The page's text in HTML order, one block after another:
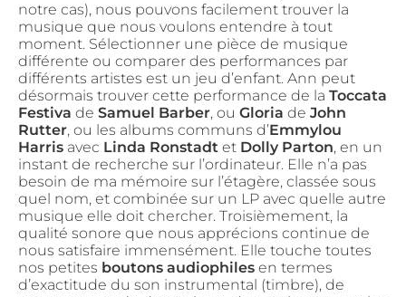
notre cas), nous pouvons facilement trouver la
musique que nous voulons entendre à tout
moment. Sélectionner une pièce de musique
différente ou comparer des performances par
différents artistes est un jeu d’enfant. Ann peut
désormais trouver cette performance de la Toccata
Festiva de Samuel Barber, ou Gloria de John
Rutter, ou les albums communs d’Emmylou
Harris avec Linda Ronstadt et Dolly Parton, en un
instant de recherche sur l’ordinateur. Elle n’a pas
besoin de ma mémoire sur l’étagère, classée sous
quel nom, et combinée sur un LP avec quelle autre
musique elle doit chercher. Troisièmement, la
qualité sonore que nous apprécions continue de
nous satisfaire immensément. Elle touche toutes
nos petites boutons audiophiles en termes
d’exactitude du son instrumental (timbre), de